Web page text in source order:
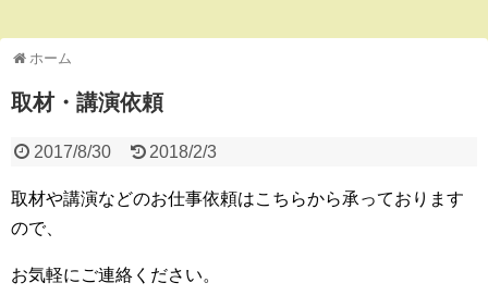
ホーム
取材・講演依頼
2017/8/30 2018/2/3
取材や講演などのお仕事依頼はこちらから承っております
ので、
お気軽にご連絡ください。